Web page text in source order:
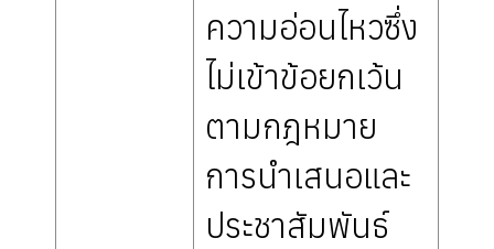
ความอ่อนไหวซึ่ง
ไม่เข้าข้อยกเว้น
ตามกฎหมาย
การนำเสนอและ
ประชาสัมพันธ์